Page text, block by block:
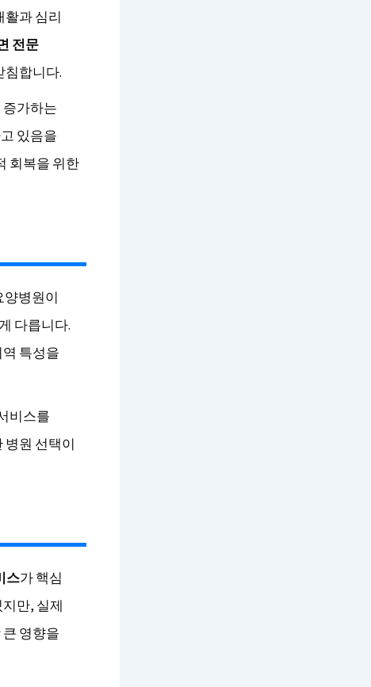
활과 심리
전문
침합니다.
증가하는
있음을
회복을 위한
양병원이
다릅니다.
특성을
비스를
병원 선택이
스가 핵심
만, 실제
영향을